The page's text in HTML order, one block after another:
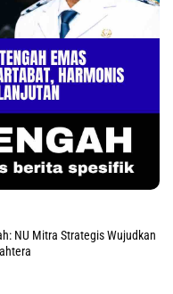
NU Mitra Strategis Wujudkan